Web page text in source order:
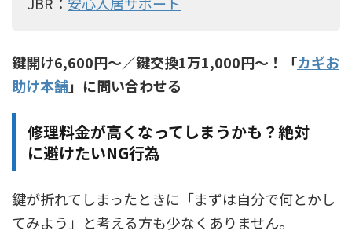
鍵開け6,600円〜／鍵交換1万1,000円〜！「カギお
助け本舗」に問い合わせる
修理料金が高くなってしまうかも？絶対
に避けたいNG行為
鍵が折れてしまったときに「まずは自分で何とかし
てみよう」と考える方も少なくありません。